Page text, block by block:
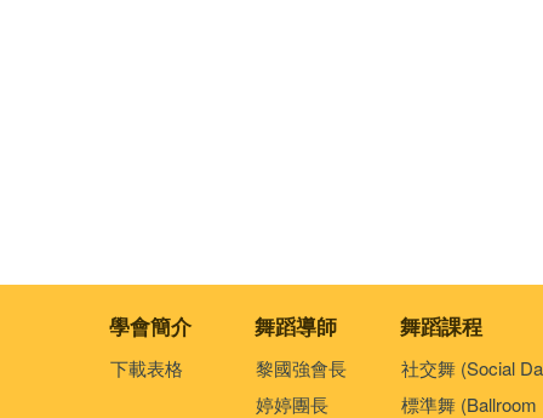
學會簡介 舞蹈導師 舞蹈課程
下載表格
黎國強會長
婷婷團長
社交舞 (Social
標準舞 (Ballroom